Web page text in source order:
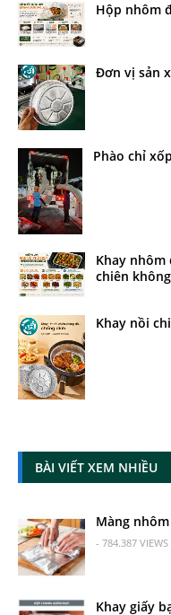
Hộp nhôm
Đơn vị sản
Phào chỉ xốp
Khay
chiên
Khay nồi
BÀI VIẾT XEM NHIỀU
Màng
- 784.387 VIEWS
Khay giấy